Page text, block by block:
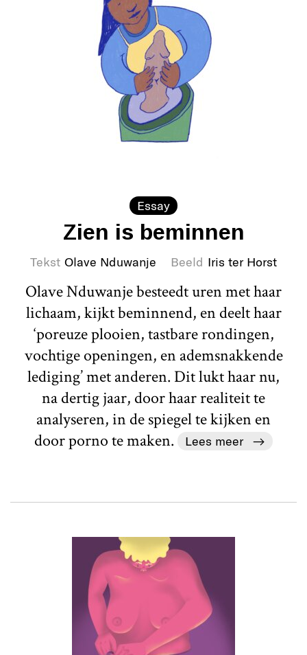
Essay
Zien is beminnen
Tekst Olave Nduwanje Beeld Iris ter Horst
Olave Nduwanje besteedt uren met haar
lichaam, kijkt beminnend, en deelt haar
‘poreuze plooien, tastbare rondingen,
vochtige openingen, en ademsnakkende
lediging’ met anderen. Dit lukt haar nu,
na dertig jaar, door haar realiteit te
analyseren, in de spiegel te kijken en
door porno te maken.
Lees meer